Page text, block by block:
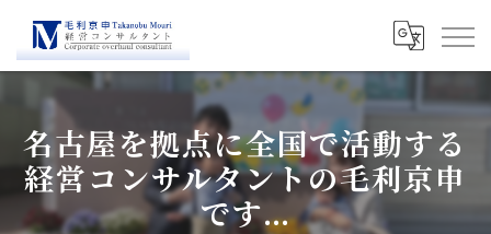
名古屋を拠点に全国で活動する
経営コンサルタントの毛利京申
です...